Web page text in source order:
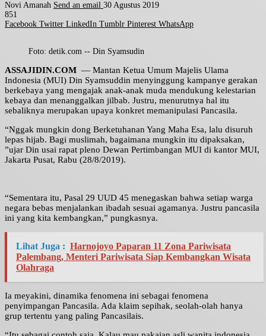
Novi Amanah Send an email 30 Agustus 2019
851
Facebook Twitter LinkedIn Tumblr Pinterest WhatsApp
Foto: detik.com -- Din Syamsudin
ASSAJIDIN.COM — Mantan Ketua Umum Majelis Ulama
Indonesia (MUI) Din Syamsuddin menyinggung kampanye gerakan
berkebaya yang mengajak anak-anak muda mendukung kelestarian
kebaya dan menanggalkan jilbab. Justru, menurutnya hal itu
sebaliknya merupakan upaya konkret memanipulasi Pancasila.
“Nggak mungkin dong Berketuhanan Yang Maha Esa, lalu disuruh
lepas hijab. Bagi muslimah, bagaimana mungkin itu dipaksakan,
”ujar Din usai rapat pleno Dewan Pertimbangan MUI di kantor MUI,
Jakarta Pusat, Rabu (28/8/2019).
“Sementara itu, Pasal 29 UUD 45 menegaskan bahwa setiap warga
negara bebas menjalankan ibadah sesuai agamanya. Justru pancasila
ini yang kita kembangkan,” pungkasnya.
Lihat Juga : Harnojoyo Paparan 11 Zona Pariwisata
Palembang, Menteri Pariwisata Siap Kembangkan Wisata
Olahraga
Ia meyakini, dinamika fenomena ini sebagai fenomena
penyimpangan Pancasila. Ada klaim sepihak, seolah-olah hanya
grup tertentu yang paling Pancasilais.